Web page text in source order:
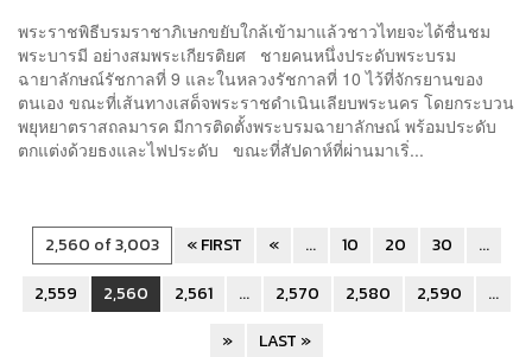
พระราชพิธีบรมราชาภิเษกขยับใกล้เข้ามาแล้วชาวไทยจะได้ชื่นชม
พระบารมี อย่างสมพระเกียรติยศ ชายคนหนึ่งประดับพระบรม
ฉายาลักษณ์รัชกาลที่ 9 และในหลวงรัชกาลที่ 10 ไว้ที่จักรยานของ
ตนเอง ขณะที่เส้นทางเสด็จพระราชดำเนินเลียบพระนคร โดยกระบวน
พยุหยาตราสถลมารค มีการติดตั้งพระบรมฉายาลักษณ์ พร้อมประดับ
ตกแต่งด้วยธงและไฟประดับ ขณะที่สัปดาห์ที่ผ่านมาเริ่...
2,560 of 3,003 « FIRST « ... 10 20 30
...
2,559
2,560 2,561 ... 2,570 2,580 2,590
...
»
LAST »